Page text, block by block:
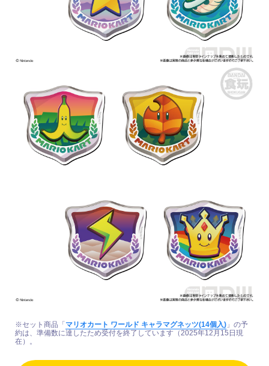
※セット商品「 マリオカート ワールド キャラマグネッツ(14個入)」の予
約は、準備数に達したため受付を終了しています（2025年12月15日現
在）。